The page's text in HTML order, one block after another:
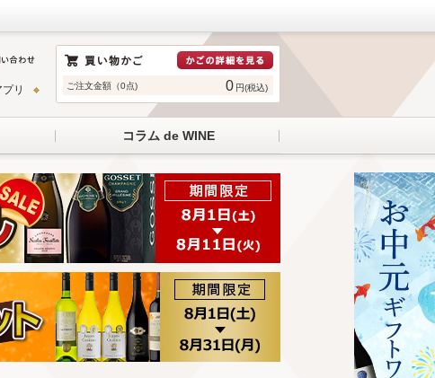
ご注文金額（0点) 0 円(税込)
プリ
コラム de WINE